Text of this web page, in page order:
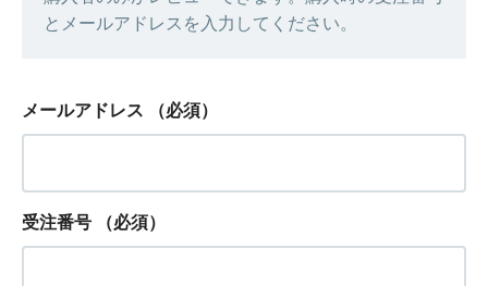
とメールアドレスを入力してください。
メールアドレス （必須）
受注番号 （必須）